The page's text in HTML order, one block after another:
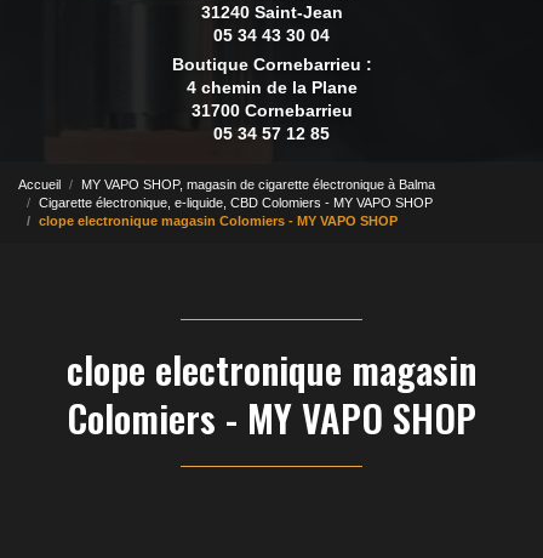
31240 Saint-Jean
05 34 43 30 04
Boutique Cornebarrieu :
4 chemin de la Plane
31700 Cornebarrieu
05 34 57 12 85
Accueil
MY VAPO SHOP, magasin de cigarette électronique à Balma
Cigarette électronique, e-liquide, CBD Colomiers - MY VAPO SHOP
clope electronique magasin Colomiers - MY VAPO SHOP
clope electronique magasin
Colomiers - MY VAPO SHOP